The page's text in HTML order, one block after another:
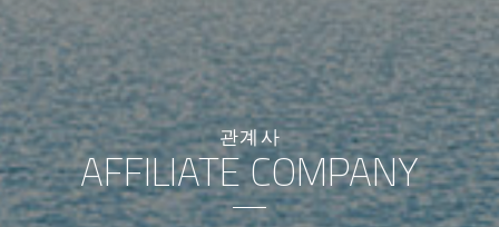
관계사
AFFILIATE COMPANY